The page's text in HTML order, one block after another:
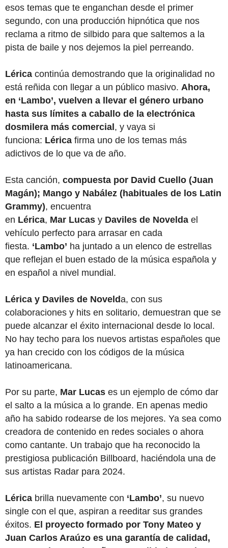
esos temas que te enganchan desde el primer
segundo, con una producción hipnótica que nos
reclama a ritmo de silbido para que saltemos a la
pista de baile y nos dejemos la piel perreando.
Lérica continúa demostrando que la originalidad no
está reñida con llegar a un público masivo. Ahora,
en ‘Lambo’, vuelven a llevar el género urbano
hasta sus límites a caballo de la electrónica
dosmilera más comercial, y vaya si
funciona: Lérica firma uno de los temas más
adictivos de lo que va de año.
Esta canción, compuesta por David Cuello (Juan
Magán); Mango y Nabález (habituales de los Latin
Grammy), encuentra
en Lérica, Mar Lucas y Daviles de Novelda el
vehículo perfecto para arrasar en cada
fiesta. ‘Lambo’ ha juntado a un elenco de estrellas
que reflejan el buen estado de la música española y
en español a nivel mundial.
Lérica y Daviles de Novelda, con sus
colaboraciones y hits en solitario, demuestran que se
puede alcanzar el éxito internacional desde lo local.
No hay techo para los nuevos artistas españoles que
ya han crecido con los códigos de la música
latinoamericana.
Por su parte, Mar Lucas es un ejemplo de cómo dar
el salto a la música a lo grande. En apenas medio
año ha sabido rodearse de los mejores. Ya sea como
creadora de contenido en redes sociales o ahora
como cantante. Un trabajo que ha reconocido la
prestigiosa publicación Billboard, haciéndola una de
sus artistas Radar para 2024.
Lérica brilla nuevamente con ‘Lambo’, su nuevo
single con el que, aspiran a reeditar sus grandes
éxitos. El proyecto formado por Tony Mateo y
Juan Carlos Araúzo es una garantía de calidad,